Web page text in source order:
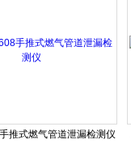
推式燃气管道泄漏检测仪